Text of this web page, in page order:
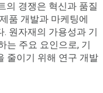
의 경쟁은 혁신과 품질
품 개발과 마케팅에
원자재의 가용성과 기
는 주요 요인으로, 기
줄이기 위해 연구 개발